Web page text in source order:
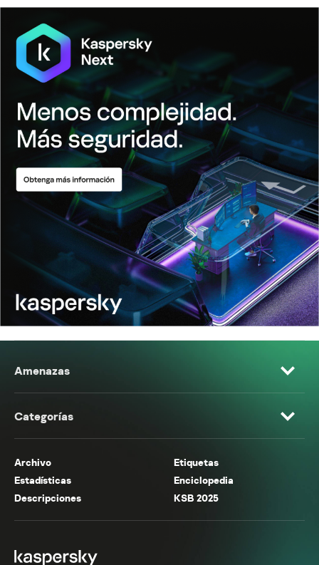
Amenazas
Categorías
Archivo
Etiquetas
Estadísticas
Enciclopedia
Descripciones
KSB 2025